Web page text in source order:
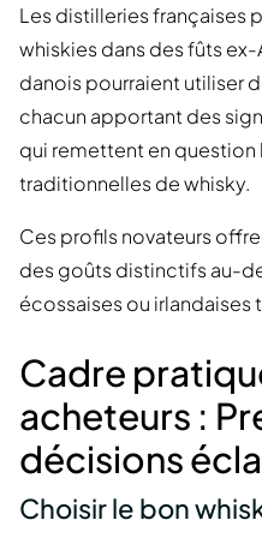
Les distilleries françaises
whiskies dans des fûts
danois pourraient utiliser
chacun apportant des
qui remettent en
traditionnelles de whisky.
Ces profils novateurs
des goûts distinctifs au-
écossaises ou irlandaises
Cadre
acheteurs :
décisions
Choisir le bon